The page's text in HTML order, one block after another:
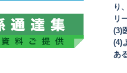
り
リ
(3)
(4)
あ